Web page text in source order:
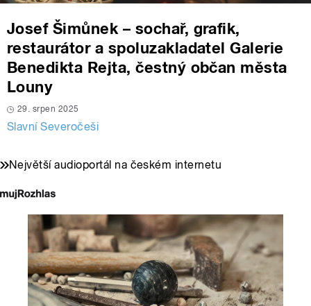
Josef Šimůnek – sochař, grafik,
restaurátor a spoluzakladatel Galerie
Benedikta Rejta, čestný občan města
Louny
29. srpen 2025
Slavní Severočeši
Největší audioportál na českém internetu